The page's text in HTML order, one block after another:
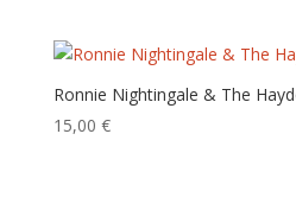
Ronnie Nightingale & The
15,00 €